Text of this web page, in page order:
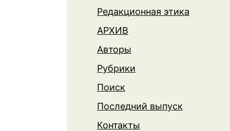
Редакционная этика
АРХИВ
Авторы
Рубрики
Поиск
Последний выпуск
Контакты